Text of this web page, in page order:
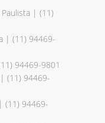
| (11)
| (11) 94469-
94469-9801
(11) 94469-
(11) 94469-
de Ajuda?